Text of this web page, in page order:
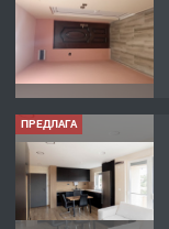
ПРЕДЛАГА